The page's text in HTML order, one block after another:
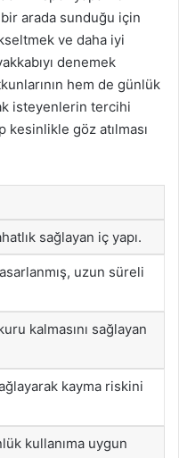
arada sunduğu için
ve daha iyi
denemek
hem de günlük
isteyenlerin tercihi
kesinlikle göz atılması
sağlayan iç yapı.
uzun süreli
kalmasını sağlayan
kayma riskini
kullanıma uygun